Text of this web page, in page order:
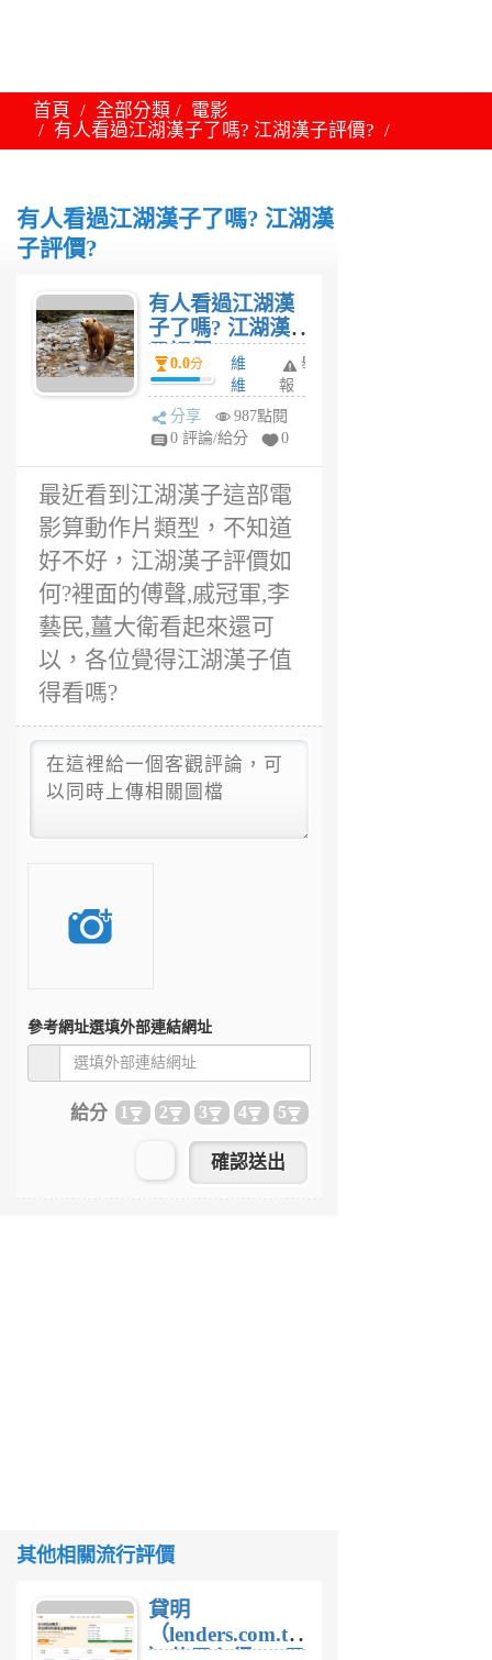
首頁 全部分類
電影
有人看過江湖漢子了嗎? 江湖漢子評價?
有人看過江湖漢子了嗎? 江湖漢
子評價?
有人看過江湖漢
子了嗎? 江湖漢
子評價?
0.0分
維
維
6
年
舉
報
分享
987點閱
0 評論/給分
0
最近看到江湖漢子這部電
影算動作片類型，不知道
好不好，江湖漢子評價如
何?裡面的傅聲,戚冠軍,李
藝民,薑大衛看起來還可
以，各位覺得江湖漢子值
得看嗎?
參考網址選填外部連結網址
給分 1 2 3 4 5
其他相關流行評價
貸明
（lenders.com.tw